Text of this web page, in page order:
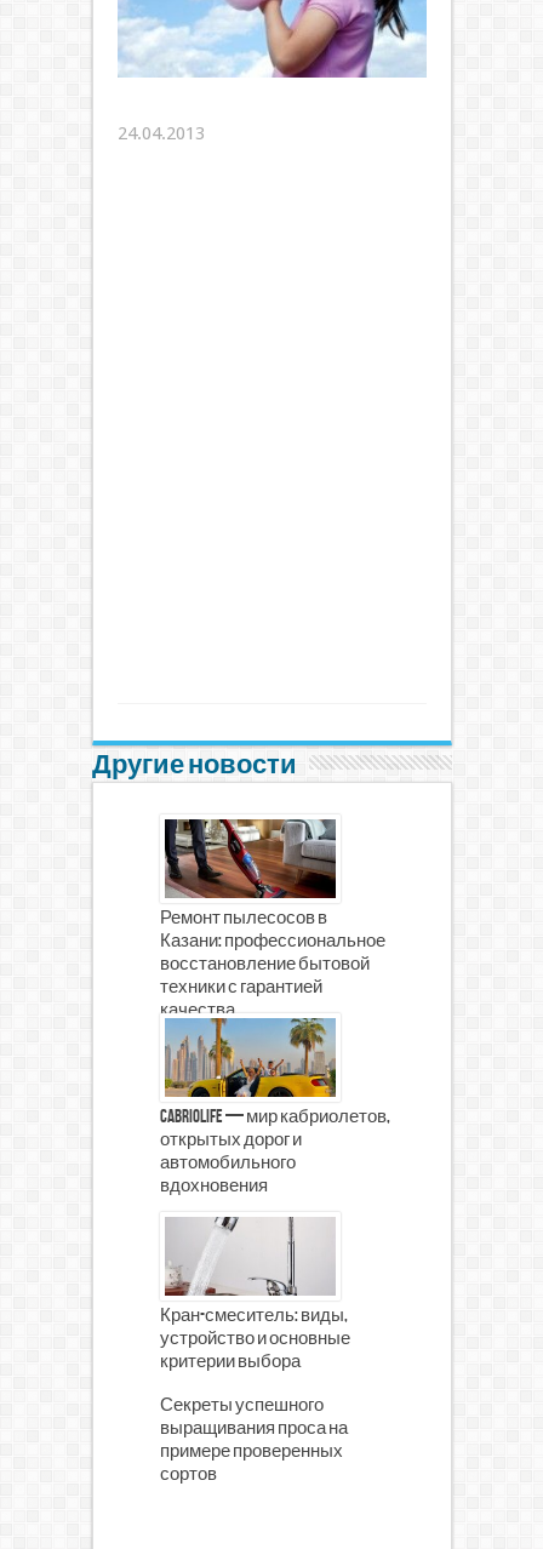
24.04.2013
Другие новости
Ремонт пылесосов в
Казани: профессиональное
восстановление бытовой
техники с гарантией
качества
CabrioLife — мир кабриолетов,
открытых дорог и
автомобильного
вдохновения
Кран-смеситель: виды,
устройство и основные
критерии выбора
Секреты успешного
выращивания проса на
примере проверенных
сортов